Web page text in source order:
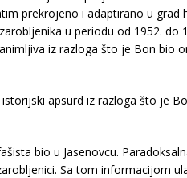
prekrojeno i adaptirano u grad
u periodu od 1952. do
iz razloga što je Bon bio
apsurd iz razloga što je
bio u Jasenovcu.
Sa tom informacijom